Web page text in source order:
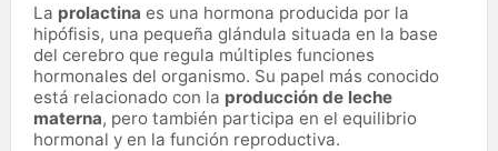
La prolactina es una hormona producida por la
hipófisis, una pequeña glándula situada en la base
del cerebro que regula múltiples funciones
hormonales del organismo. Su papel más conocido
está relacionado con la producción de leche
materna, pero también participa en el equilibrio
hormonal y en la función reproductiva.